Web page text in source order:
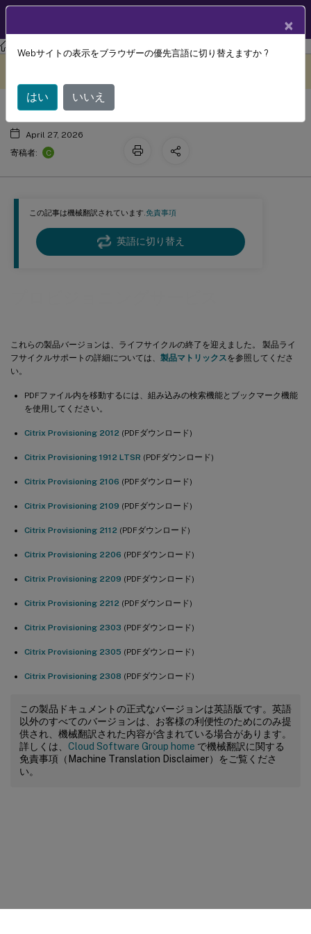
古いドキュメント
この記事は機械翻訳されています.免責事項
英語に切り替え
これらの製品バージョンは、ライフサイクルの終了を迎えました。 製品ライ
フサイクルサポートの詳細については、 製品マトリックスを参照してくださ
い。
PDFファイル内を移動するには、組み込みの検索機能とブックマーク機能
を使用してください。
Citrix Provisioning 2012 (PDFダウンロード)
Citrix Provisioning 1912 LTSR (PDFダウンロード)
Citrix Provisioning 2106 (PDFダウンロード)
Citrix Provisioning 2109 (PDFダウンロード)
Citrix Provisioning 2112 (PDFダウンロード)
Citrix Provisioning 2206 (PDFダウンロード)
Citrix Provisioning 2209 (PDFダウンロード)
Citrix Provisioning 2212 (PDFダウンロード)
Citrix Provisioning 2303 (PDFダウンロード)
Citrix Provisioning 2305 (PDFダウンロード)
Citrix Provisioning 2308 (PDFダウンロード)
この製品ドキュメントの正式なバージョンは英語版です。英語
以外のすべてのバージョンは、お客様の利便性のためにのみ提
供され、機械翻訳された内容が含まれている場合があります。
詳しくは、 Cloud Software Group home で機械翻訳に関する
免責事項（Machine Translation Disclaimer）をご覧くださ
い。
プロビジョニングサービス
April 27, 2026
寄稿者:
C
×
Webサイトの表示をブラウザーの優先言語に切り替えますか ?
はい いいえ